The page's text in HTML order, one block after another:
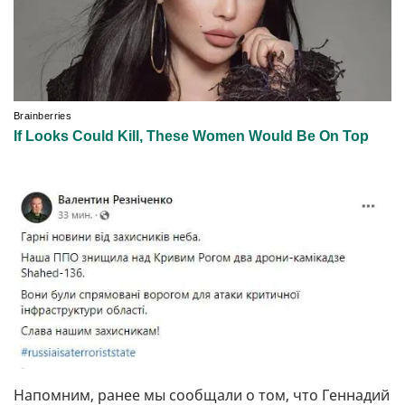
Напомним, ранее мы сообщали о том, что Геннадий